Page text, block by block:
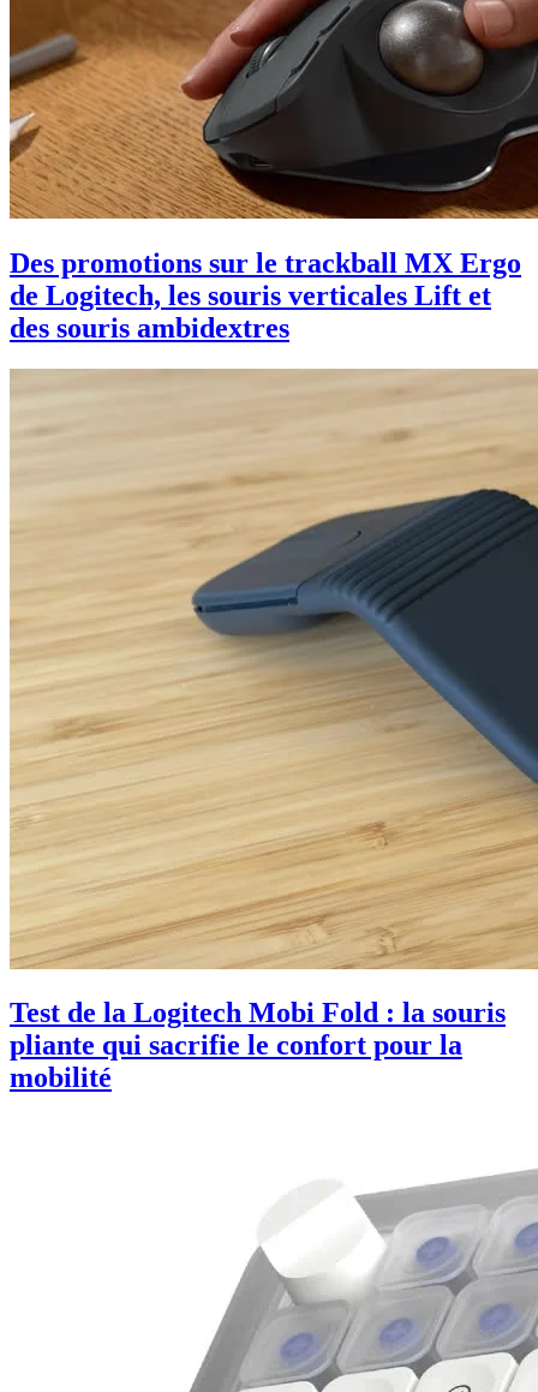
Des promotions sur le trackball MX Ergo
de Logitech, les souris verticales Lift et
des souris ambidextres
Test de la Logitech Mobi Fold : la souris
pliante qui sacrifie le confort pour la
mobilité